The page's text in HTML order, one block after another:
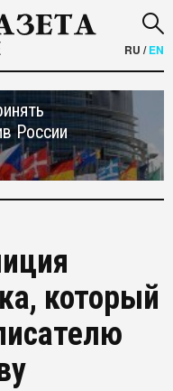
RU /EN
России
который